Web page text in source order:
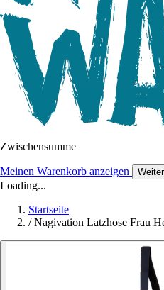
Zwischensumme
Meinen Warenkorb anzeigen
Loading...
Startseite
/ Nagivation Latzhose Frau